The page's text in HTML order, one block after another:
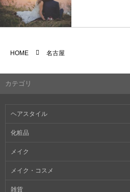
HOME 名古屋
カテゴリ
ヘアスタイル
化粧品
メイク
メイク・コスメ
雑貨